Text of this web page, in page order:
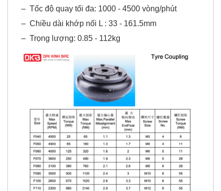
– Tốc độ quay tối đa: 1000 - 4500 vòng/phút
– Chiều dài khớp nối L : 33 - 161.5mm
– Trọng lượng: 0.85 - 112kg